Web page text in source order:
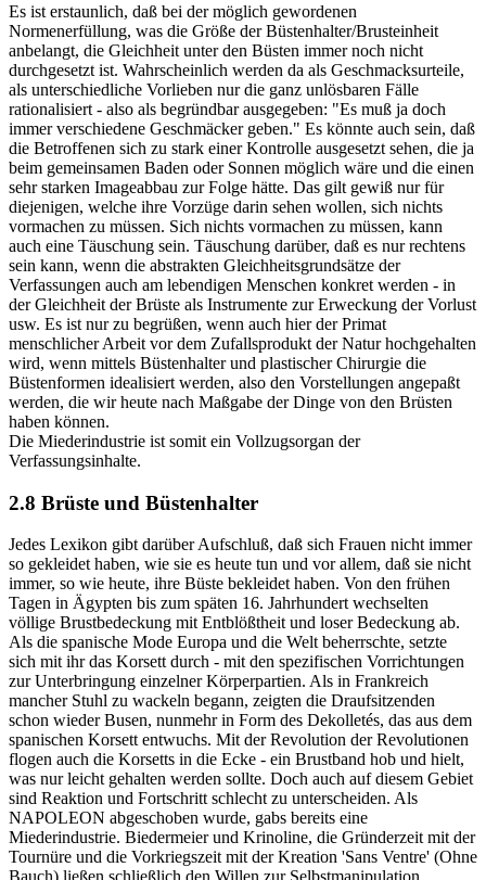
Es ist erstaunlich, daß bei der möglich gewordenen
Normenerfüllung, was die Größe der Büstenhalter/Brusteinheit
anbelangt, die Gleichheit unter den Büsten immer noch nicht
durchgesetzt ist. Wahrscheinlich werden da als Geschmacksurteile,
als unterschiedliche Vorlieben nur die ganz unlösbaren Fälle
rationalisiert - also als begründbar ausgegeben: "Es muß ja doch
immer verschiedene Geschmäcker geben." Es könnte auch sein, daß
die Betroffenen sich zu stark einer Kontrolle ausgesetzt sehen, die ja
beim gemeinsamen Baden oder Sonnen möglich wäre und die einen
sehr starken Imageabbau zur Folge hätte. Das gilt gewiß nur für
diejenigen, welche ihre Vorzüge darin sehen wollen, sich nichts
vormachen zu müssen. Sich nichts vormachen zu müssen, kann
auch eine Täuschung sein. Täuschung darüber, daß es nur rechtens
sein kann, wenn die abstrakten Gleichheitsgrundsätze der
Verfassungen auch am lebendigen Menschen konkret werden - in
der Gleichheit der Brüste als Instrumente zur Erweckung der Vorlust
usw. Es ist nur zu begrüßen, wenn auch hier der Primat
menschlicher Arbeit vor dem Zufallsprodukt der Natur hochgehalten
wird, wenn mittels Büstenhalter und plastischer Chirurgie die
Büstenformen idealisiert werden, also den Vorstellungen angepaßt
werden, die wir heute nach Maßgabe der Dinge von den Brüsten
haben können.
Die Miederindustrie ist somit ein Vollzugsorgan der
Verfassungsinhalte.
2.8 Brüste und Büstenhalter
Jedes Lexikon gibt darüber Aufschluß, daß sich Frauen nicht immer
so gekleidet haben, wie sie es heute tun und vor allem, daß sie nicht
immer, so wie heute, ihre Büste bekleidet haben. Von den frühen
Tagen in Ägypten bis zum späten 16. Jahrhundert wechselten
völlige Brustbedeckung mit Entblößtheit und loser Bedeckung ab.
Als die spanische Mode Europa und die Welt beherrschte, setzte
sich mit ihr das Korsett durch - mit den spezifischen Vorrichtungen
zur Unterbringung einzelner Körperpartien. Als in Frankreich
mancher Stuhl zu wackeln begann, zeigten die Draufsitzenden
schon wieder Busen, nunmehr in Form des Dekolletés, das aus dem
spanischen Korsett entwuchs. Mit der Revolution der Revolutionen
flogen auch die Korsetts in die Ecke - ein Brustband hob und hielt,
was nur leicht gehalten werden sollte. Doch auch auf diesem Gebiet
sind Reaktion und Fortschritt schlecht zu unterscheiden. Als
NAPOLEON abgeschoben wurde, gabs bereits eine
Miederindustrie. Biedermeier und Krinoline, die Gründerzeit mit der
Tournüre und die Vorkriegszeit mit der Kreation 'Sans Ventre' (Ohne